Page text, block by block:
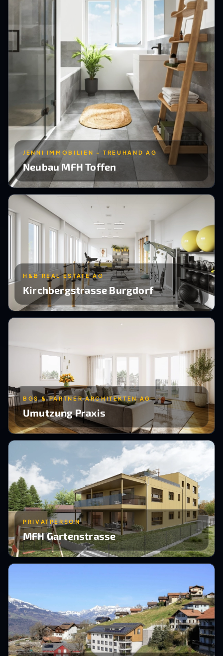
JENNI IMMOBILIEN - TREUHAND AG
Neubau MFH Toffen
H&B REAL ESTATE AG
Kirchbergstrasse Burgdorf
BGS & PARTNER ARCHITEKTEN AG
Umutzung Praxis
PRIVATPERSON
MFH Gartenstrasse